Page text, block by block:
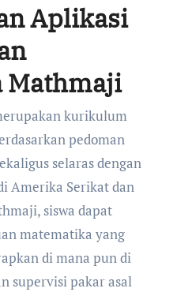
Aplikasi
Mathmaji
kurikulum
pedoman
selaras dengan
Amerika Serikat dan
siswa dapat
matematika yang
di mana pun di
supervisi pakar asal